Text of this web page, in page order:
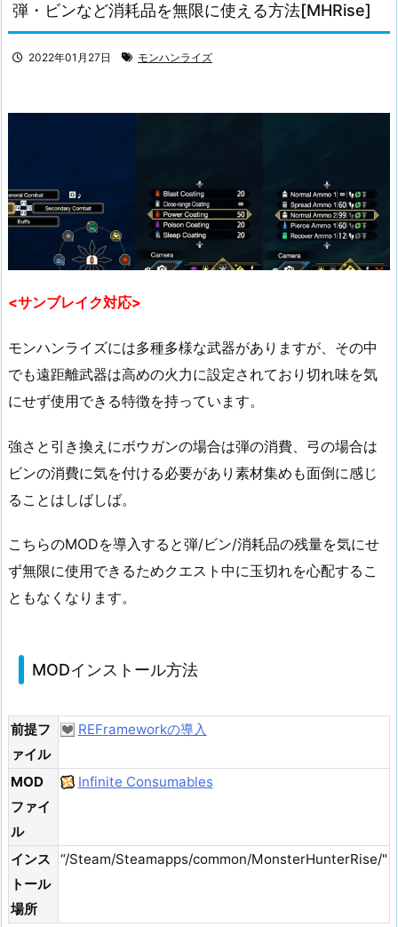
弾・ビンなど消耗品を無限に使える方法[MHRise]
2022年01月27日 モンハンライズ
<サンブレイク対応>
モンハンライズには多種多様な武器がありますが、その中
でも遠距離武器は高めの火力に設定されており切れ味を気
にせず使用できる特徴を持っています。
強さと引き換えにボウガンの場合は弾の消費、弓の場合は
ビンの消費に気を付ける必要があり素材集めも面倒に感じ
ることはしばしば。
こちらのMODを導入すると弾/ビン/消耗品の残量を気にせ
ず無限に使用できるためクエスト中に玉切れを心配するこ
ともなくなります。
MODインストール方法
前提フ
ァイル
REFrameworkの導入
MOD
ファイ
ル
Infinite Consumables
インス
トール
場所
“/Steam/Steamapps/common/MonsterHunterRise/"